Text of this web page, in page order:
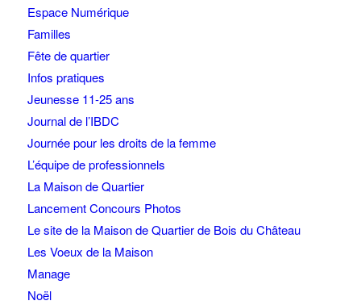
Espace Numérique
Familles
Fête de quartier
Infos pratiques
Jeunesse 11-25 ans
Journal de l’IBDC
Journée pour les droits de la femme
L’équipe de professionnels
La Maison de Quartier
Lancement Concours Photos
Le site de la Maison de Quartier de Bois du Château
Les Voeux de la Maison
Manage
Noël